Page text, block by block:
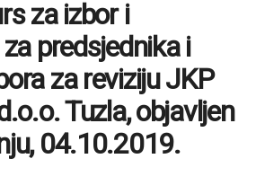
za izbor i
predsjednika i
za reviziju JKP
Tuzla, objavljen
04.10.2019.